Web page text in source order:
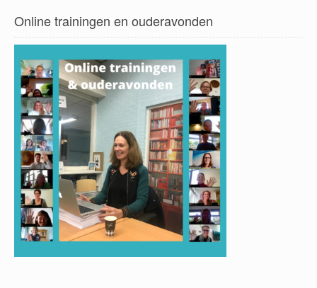
Online trainingen en ouderavonden